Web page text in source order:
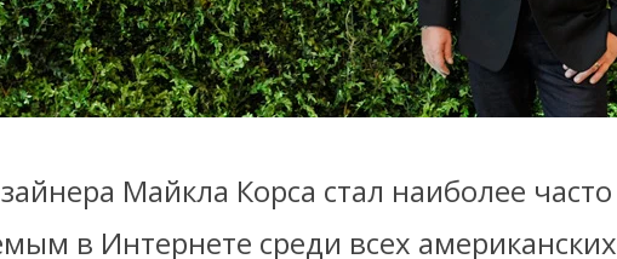
Майкла Корса стал наиболее часто
в Интернете среди всех американских